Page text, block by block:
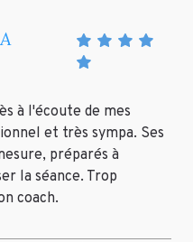
à l'écoute de mes
et très sympa. Ses
préparés à
la séance. Trop
coach.